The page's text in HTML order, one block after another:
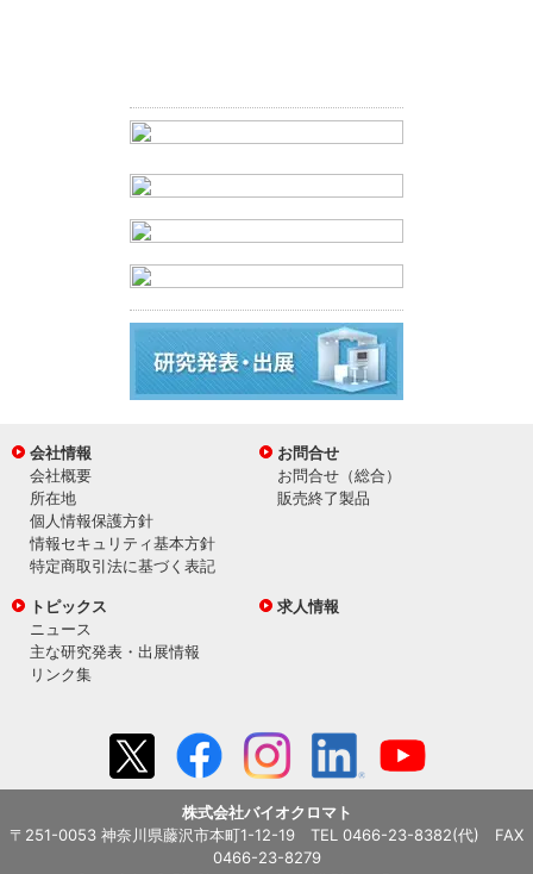
会社情報
会社概要
所在地
個人情報保護方針
情報セキュリティ基本方針
特定商取引法に基づく表記
お問合せ
お問合せ（総合）
販売終了製品
トピックス
ニュース
主な研究発表・出展情報
リンク集
求人情報
株式会社バイオクロマト
〒251-0053 神奈川県藤沢市本町1-12-19 TEL 0466-23-8382(代) FAX
0466-23-8279